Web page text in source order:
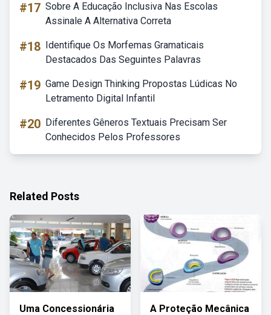
#17 Sobre A Educação Inclusiva Nas Escolas
Assinale A Alternativa Correta
#18 Identifique Os Morfemas Gramaticais
Destacados Das Seguintes Palavras
#19 Game Design Thinking Propostas Lúdicas No
Letramento Digital Infantil
#20 Diferentes Gêneros Textuais Precisam Ser
Conhecidos Pelos Professores
Related Posts
Uma Concessionária
A Proteção Mecânica